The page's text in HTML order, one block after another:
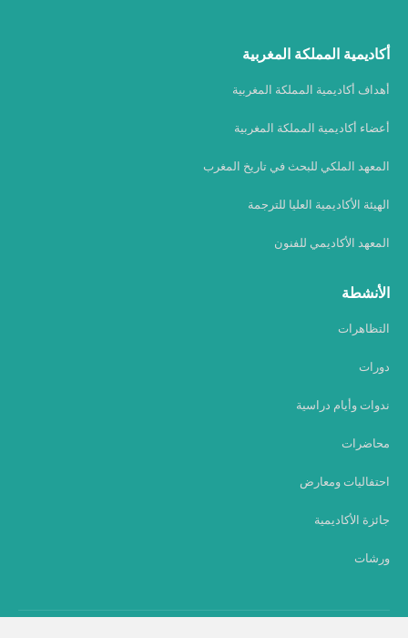
أكاديمية المملكة المغربية
أهداف أكاديمية المملكة المغربية
أعضاء أكاديمية المملكة المغربية
المعهد الملكي للبحث في تاريخ المغرب
الهيئة الأكاديمية العليا للترجمة
المعهد الأكاديمي للفنون
الأنشطة
التظاهرات
دورات
ندوات وأيام دراسية
محاضرات
احتفاليات ومعارض
جائزة الأكاديمية
ورشات